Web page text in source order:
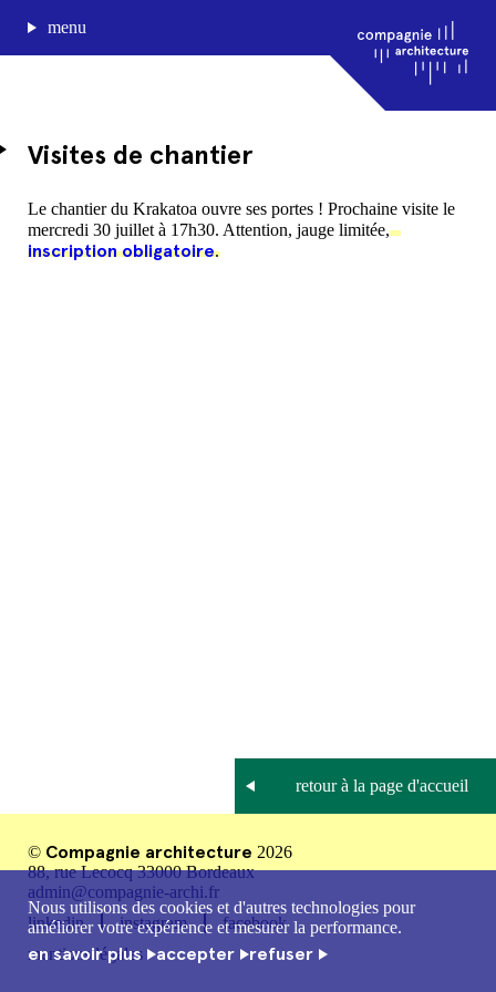
Nous utilisons des cookies et d'autres technologies pour
améliorer votre expérience et mesurer la performance.
en savoir plus accepter refuser
menu
journal de bord
projets
approche
Visites de chantier
Le chantier du Krakatoa ouvre ses portes ! Prochaine visite le
mercredi 30 juillet à 17h30. Attention, jauge limitée,
inscription obligatoire.
© Compagnie architecture 2026
88, rue Lecocq 33000 Bordeaux
admin@compagnie-archi.fr
linkedin
instagram
facebook
mentions légales